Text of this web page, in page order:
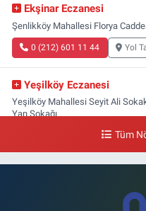
Ekşinar Eczanesi
Şenlikköy Mahallesi Florya
0 (212) 601 11 44 Yol
Yeşilköy Eczanesi
Yeşilköy Mahallesi Seyit Ali
Yan Sokağı
Yol
Ataköy 3-4-11. Kısım Mahallesi
4.Kısım Çarşısı No:12 Ataköy
Tüm